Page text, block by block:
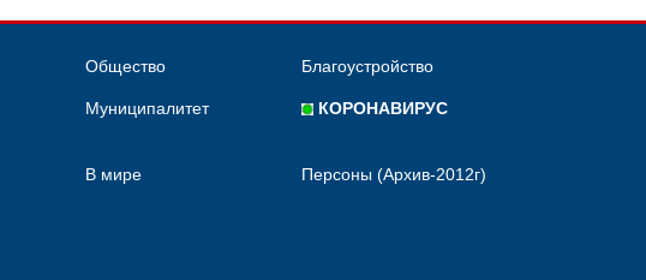
Общество Благоустройство
Муниципалитет КОРОНАВИРУС
В мире Персоны (Архив-2012г)